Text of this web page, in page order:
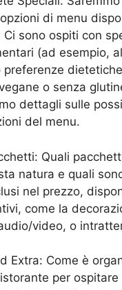
di menu
sono ospiti con
(ad esempio,
preferenze
o senza
dettagli sulle
del menu.
Quali
natura e quali
nel prezzo,
come la
video, o
Extra: Come è
per ospitare